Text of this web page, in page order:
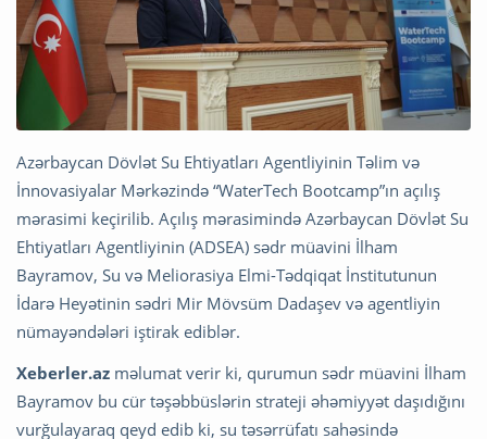
Azərbaycan Dövlət Su Ehtiyatları Agentliyinin Təlim və
İnnovasiyalar Mərkəzində “WaterTech Bootcamp”ın açılış
mərasimi keçirilib. Açılış mərasimində Azərbaycan Dövlət Su
Ehtiyatları Agentliyinin (ADSEA) sədr müavini İlham
Bayramov, Su və Meliorasiya Elmi-Tədqiqat İnstitutunun
İdarə Heyətinin sədri Mir Mövsüm Dadaşev və agentliyin
nümayəndələri iştirak ediblər.
Xeberler.az məlumat verir ki, qurumun sədr müavini İlham
Bayramov bu cür təşəbbüslərin strateji əhəmiyyət daşıdığını
vurğulayaraq qeyd edib ki, su təsərrüfatı sahəsində